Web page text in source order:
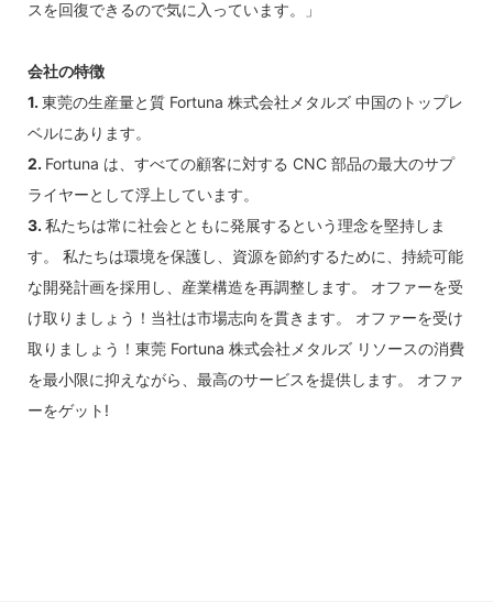
スを回復できるので気に入っています。」
会社の特徴
1. 東莞の生産量と質 Fortuna 株式会社メタルズ 中国のトップレ
ベルにあります。
2. Fortuna は、すべての顧客に対する CNC 部品の最大のサプ
ライヤーとして浮上しています。
3. 私たちは常に社会とともに発展するという理念を堅持しま
す。 私たちは環境を保護し、資源を節約するために、持続可能
な開発計画を採用し、産業構造を再調整します。 オファーを受
け取りましょう！当社は市場志向を貫きます。 オファーを受け
取りましょう！東莞 Fortuna 株式会社メタルズ リソースの消費
を最小限に抑えながら、最高のサービスを提供します。 オファ
ーをゲット!